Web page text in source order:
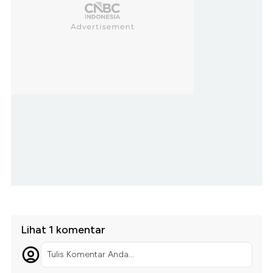
Lihat 1 komentar
Tulis Komentar Anda...